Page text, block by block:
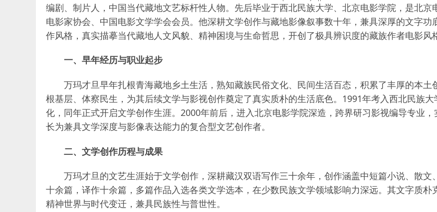
编剧、制片人，中国当代藏地文艺标杆性人物。先后毕业于西北民族大学、北京电影学院，是北
电影家协会、中国电影文学学会会员。他深耕文学创作与藏地影像叙事数十年，兼具深厚的文字
作风格，真实描摹当代藏地人文风貌、精神困境与生命哲思，开创了极具辨识度的藏族作者电影风
一、早年经历与职业起步
万玛才旦早年扎根青海藏地乡土生活，熟知藏族民俗文化、民间生活百态，积累了丰厚的本
根基层、体察民生，为其后续文学与影视创作奠定了真实质朴的生活底色。1991年考入西北民族
化，同年正式开启文学创作生涯。2000年前后，进入北京电影学院深造，跨界研习影视编导专业
长为兼具文学深度与影像表达能力的复合型文艺创作者。
二、文学创作历程与成果
万玛才旦的文艺生涯始于文学创作，深耕藏汉双语写作三十余年，创作涵盖中短篇小说、散
十余篇，译作十余篇，多篇作品入选各类文学选本，在少数民族文学领域影响力深远。其文字质朴
精神世界与时代变迁，兼具民族性与普世性。